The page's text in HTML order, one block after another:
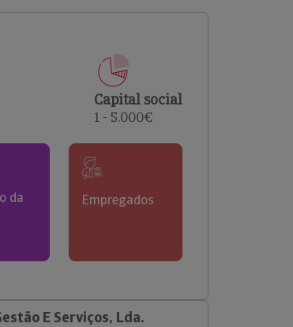
comerciais e analisar o risco de incumprimento dos
Capital social
1 - 5.000€
da
Empregados
E Serviços, Lda.